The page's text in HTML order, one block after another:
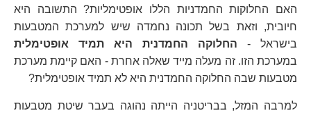
האם החלוקות החמדניות הללו אופטימליות? התשובה היא
חיובית, וזאת בשל תכונה נחמדה שיש למערכת המטבעות
בישראל - החלוקה החמדנית היא תמיד אופטימלית
במערכת הזו. זה מעלה מייד שאלה אחרת - האם קיימת מערכת
מטבעות שבה החלוקה החמדנית היא לא תמיד אופטימלית?
למרבה המזל, בבריטניה הייתה נהוגה בעבר שיטת מטבעות